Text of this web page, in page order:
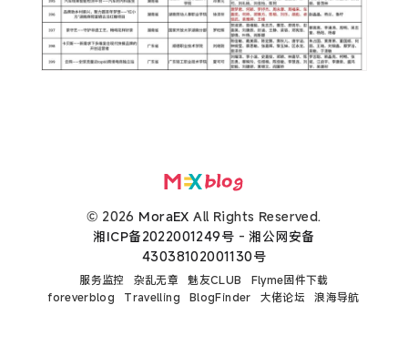
© 2026 MoraEX All Rights Reserved.
湘ICP备2022001249号 -湘公网安备
43038102001130号
服务监控 杂乱无章 魅友CLUB
Flyme固件下载
foreverblog
Travelling BlogFinder 大佬论坛 浪海导航